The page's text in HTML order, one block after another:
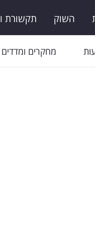
השוק תקשורת
מחקרים ומדדים